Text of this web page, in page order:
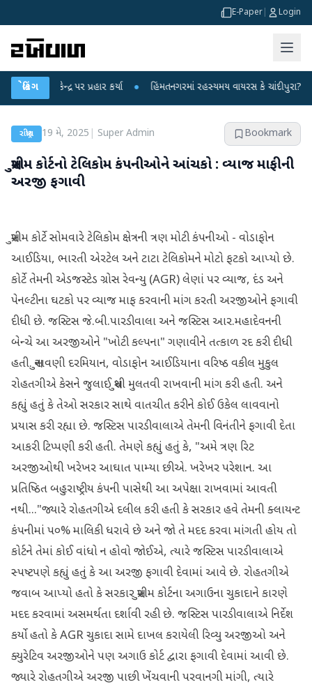
E-Paper Login
બ્રેકિંગ
કેન્દ્ર પર પ્રહાર કર્યા ● હિંમતનગરમાં રહસ્યમય વાયરસ કે ચાંદીપુરા? 6
રાષ્ટ્રીય 19 મે, 2025 Super Admin Bookmark
સુપ્રીમ કોર્ટનો ટેલિકોમ કંપનીઓને આંચકો : વ્યાજ માફીની
અરજી ફગાવી
સુપ્રીમ કોર્ટે સોમવારે ટેલિકોમ ક્ષેત્રની ત્રણ મોટી કંપનીઓ - વોડાફોન
આઈડિયા, ભારતી એરટેલ અને ટાટા ટેલિકોમને મોટો ફટકો આપ્યો છે.
કોર્ટે તેમની એડજસ્ટેડ ગ્રોસ રેવન્યુ (AGR) લેણાં પર વ્યાજ, દંડ અને
પેનલ્ટીના ઘટકો પર વ્યાજ માફ કરવાની માંગ કરતી અરજીઓને ફગાવી
દીધી છે. જસ્ટિસ જે.બી.પારડીવાલા અને જસ્ટિસ આર.મહાદેવનની
બેન્ચે આ અરજીઓને "ખોટી કલ્પના" ગણાવીને તત્કાળ રદ કરી દીધી
હતી. સુનાવણી દરમિયાન, વોડાફોન આઈડિયાના વરિષ્ઠ વકીલ મુકુલ
રોહતગીએ કેસને જુલાઈ સુધી મુલતવી રાખવાની માંગ કરી હતી. અને
કહ્યું હતું કે તેઓ સરકાર સાથે વાતચીત કરીને કોઈ ઉકેલ લાવવાનો
પ્રયાસ કરી રહ્યા છે. જસ્ટિસ પારડીવાલાએ તેમની વિનંતીને ફગાવી દેતા
આકરી ટિપ્પણી કરી હતી. તેમણે કહ્યું હતું કે, "અમે ત્રણ રિટ
અરજીઓથી ખરેખર આઘાત પામ્યા છીએ. ખરેખર પરેશાન. આ
પ્રતિષ્ઠિત બહુરાષ્ટ્રીય કંપની પાસેથી આ અપેક્ષા રાખવામાં આવતી
નથી..."જ્યારે રોહતગીએ દલીલ કરી હતી કે સરકાર હવે તેમની ક્લાયન્ટ
કંપનીમાં ૫૦% માલિકી ધરાવે છે અને જો તે મદદ કરવા માંગતી હોય તો
કોર્ટને તેમાં કોઈ વાંધો ન હોવો જોઈએ, ત્યારે જસ્ટિસ પારડીવાલાએ
સ્પષ્ટપણે કહ્યું હતું કે આ અરજી ફગાવી દેવામાં આવે છે. રોહતગીએ
જવાબ આપ્યો હતો કે સરકાર સુપ્રીમ કોર્ટના અગાઉના ચુકાદાને કારણે
મદદ કરવામાં અસમર્થતા દર્શાવી રહી છે. જસ્ટિસ પારડીવાલાએ નિર્દેશ
કર્યો હતો કે AGR ચુકાદા સામે દાખલ કરાયેલી રિવ્યુ અરજીઓ અને
ક્યુરેટિવ અરજીઓને પણ અગાઉ કોર્ટ દ્વારા ફગાવી દેવામાં આવી છે.
જ્યારે રોહતગીએ અરજી પાછી ખેંચવાની પરવાનગી માંગી, ત્યારે